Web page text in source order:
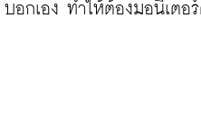
บอกเอง ทำให้ต้องมอนิเตอ